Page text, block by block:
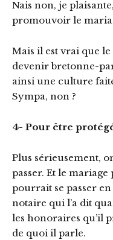
Nais non, je
promouvoir le
Mais il est vrai que
devenir bretonne-
ainsi une culture
Sympa, non ?
4- Pour être
Plus sérieusement,
passer. Et le
pourrait se passer en
notaire qui l’a dit
les honoraires qu’il
de quoi il parle.